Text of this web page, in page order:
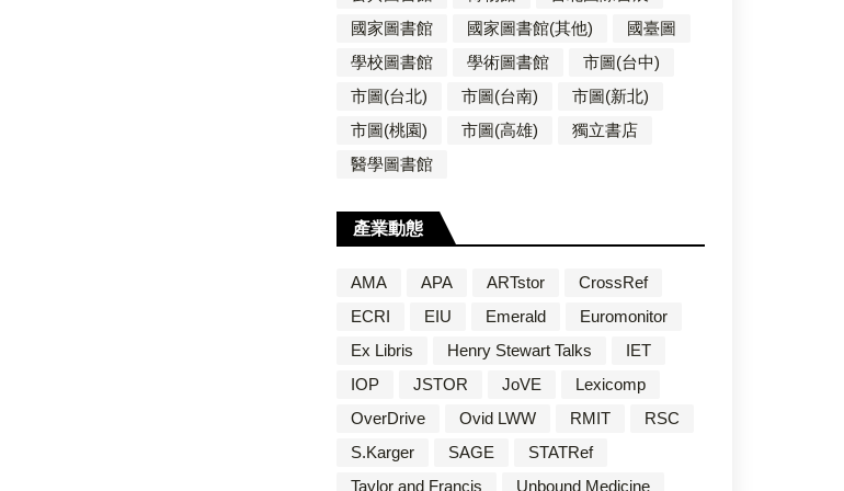
國家圖書館
國家圖書館(其他)
國臺圖
學校圖書館
學術圖書館
市圖(台中)
市圖(台北)
市圖(台南)
市圖(新北)
市圖(桃園)
市圖(高雄)
獨立書店
醫學圖書館
產業動態
AMA APA ARTstor
CrossRef
ECRI
EIU Emerald
Euromonitor
Ex Libris
Henry Stewart Talks
IET
IOP
JSTOR JoVE
Lexicomp
OverDrive
Ovid LWW RMIT
RSC
S.Karger
SAGE
STATRef
Taylor and Francis
Unbound Medicine